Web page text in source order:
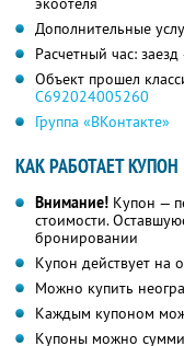
Дополнительные
Расчетный час:
Объект прошел
С692024005260
Группа «ВКонтакте»
КАК РАБОТАЕТ КУПОН
Внимание! Купон —
стоимости.
бронировании
Купон действует на
Можно купить
Каждым купоном
Купоны можно